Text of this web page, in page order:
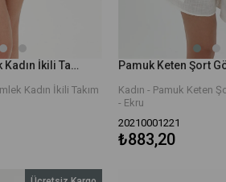
Pamuk Keten Şort Gömlek Kadın İkili Takım - Turuncu
Kadın İkili Takım
Kadın - Pamuk Keten
- Ekru
20210001221
₺883,20